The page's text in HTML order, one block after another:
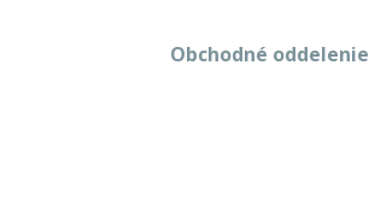
Obchodné oddelenie